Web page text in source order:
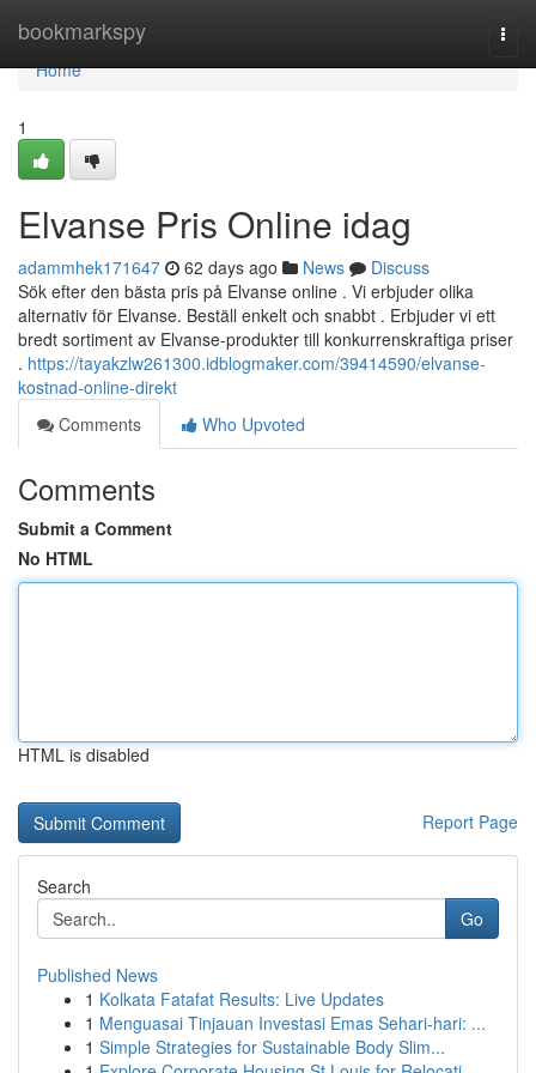
bookmarkspy
Home
Home
1
Elvanse Pris Online idag
adammhek171647 62 days ago News
Discuss
Sök efter den bästa pris på Elvanse online . Vi erbjuder olika
alternativ för Elvanse. Beställ enkelt och snabbt . Erbjuder vi ett
bredt sortiment av Elvanse-produkter till konkurrenskraftiga priser
. https://tayakzlw261300.idblogmaker.com/39414590/elvanse-
kostnad-online-direkt
Comments
Who Upvoted
Comments
Submit a Comment
No HTML
HTML is disabled
Report Page
Search
Go
Published News
1 Kolkata Fatafat Results: Live Updates
1 Menguasai Tinjauan Investasi Emas Sehari-hari: ...
1 Simple Strategies for Sustainable Body Slim...